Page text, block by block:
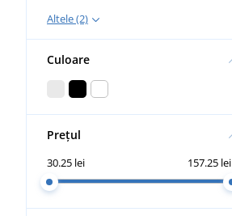
Altele (2)
Culoare
Prețul
30.25 lei 157.25 lei